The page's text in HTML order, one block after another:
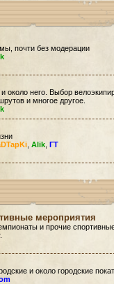
почти без модерации
около него. Выбор
и многое другое.
Alik ГТ
мероприятия
и прочие
и около городские